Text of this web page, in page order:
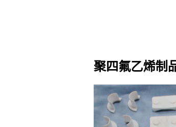
聚四氟乙烯制